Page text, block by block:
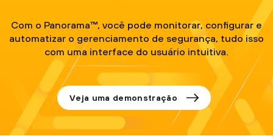
Com o Panorama™, você pode monitorar, configurar e
automatizar o gerenciamento de segurança, tudo isso
com uma interface do usuário intuitiva.
Veja uma demonstração